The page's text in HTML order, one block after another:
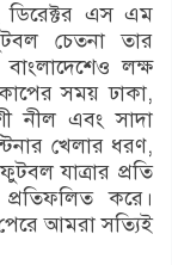
ডিরেক্টর এস এম
চেতনা তার
লক্ষ
সময় ঢাকা,
নীল এবং সাদা
খেলার ধরণ,
যাত্রার প্রতি
করে।
আমরা সত্যিই